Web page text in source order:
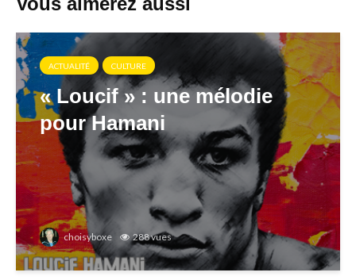
ACTUALITÉ CULTURE
« Loucif » : une mélodie
pour Hamani
choisyboxe 288 vues